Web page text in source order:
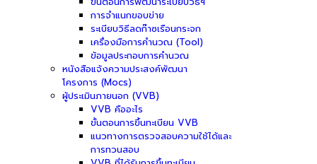
การจำแนกขอบข่าย
ระเบียบวิธีลดก๊าซเรือนกระจก
เครื่องมือการคำนวณ (Tool)
ข้อมูลประกอบการคำนวณ
หนังสือแจ้งความประสงค์พัฒนา
โครงการ (Mocs)
ผู้ประเมินภายนอก (VVB)
VVB คืออะไร
ขั้นตอนการขึ้นทะเบียน VVB
แนวทางการตรวจสอบความใช้ได้และ
การทวนสอบ